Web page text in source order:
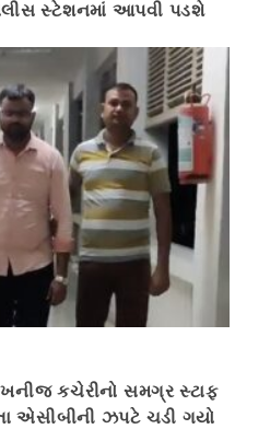
સ્ટેશનમાં આપવી પડશે
ખનીજ કચેરીનો સમગ્ર સ્ટાફ
એસીબીની ઝપટે ચડી ગયો